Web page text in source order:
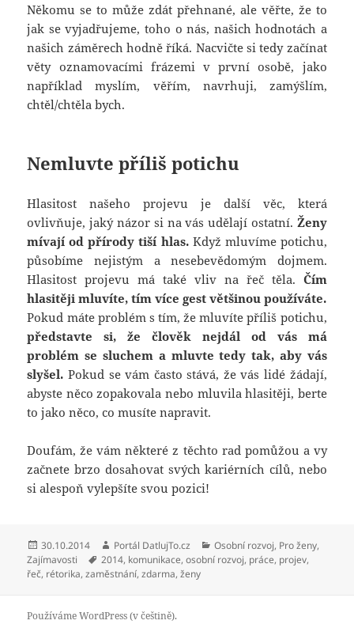
Někomu se to může zdát přehnané, ale věřte, že to
jak se vyjadřujeme, toho o nás, našich hodnotách a
našich záměrech hodně říká. Nacvičte si tedy začínat
věty oznamovacími frázemi v první osobě, jako
například myslím, věřím, navrhuji, zamýšlím,
chtěl/chtěla bych.
Nemluvte příliš potichu
Hlasitost našeho projevu je další věc, která
ovlivňuje, jaký názor si na vás udělají ostatní. Ženy
mívají od přírody tiší hlas.Když mluvíme potichu,
působíme nejistým a nesebevědomým dojmem.
Hlasitost projevu má také vliv na řeč těla. Čím
hlasitěji mluvíte, tím více gest většinou používáte.
Pokud máte problém s tím, že mluvíte příliš potichu,
představte si, že člověk nejdál od vás má
problém se sluchem a mluvte tedy tak, aby vás
slyšel. Pokud se vám často stává, že vás lidé žádají,
abyste něco zopakovala nebo mluvila hlasitěji, berte
to jako něco, co musíte napravit.
Doufám, že vám některé z těchto rad pomůžou a vy
začnete brzo dosahovat svých kariérních cílů, nebo
si alespoň vylepšíte svou pozici!
Publikováno:
30.10.2014 Autor:
Portál DatlujTo.cz Rubriky:
Osobní rozvoj, Pro ženy,
Zajímavosti
Štítky:
2014, komunikace,osobní rozvoj, práce, projev,
řeč, rétorika,zaměstnání,zdarma,ženy
Používáme WordPress (v češtině).